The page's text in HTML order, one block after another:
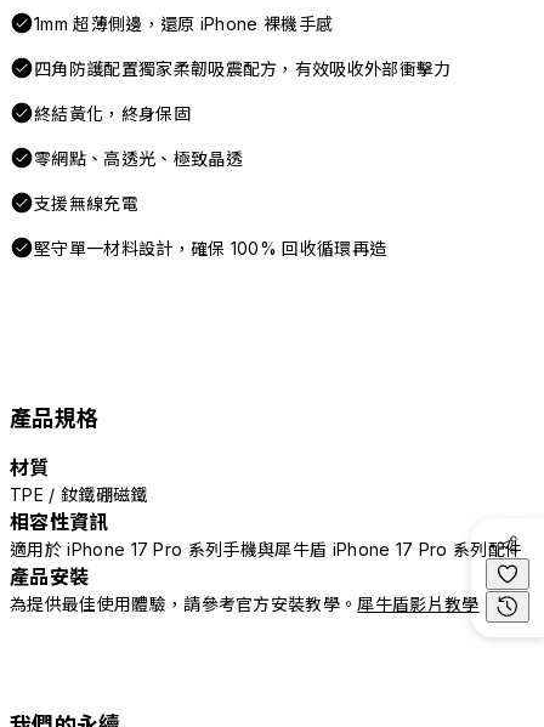
1mm 超薄側邊，還原 iPhone 裸機手感
四角防護配置獨家柔韌吸震配方，有效吸收外部衝擊力
終結黃化，終身保固
零網點、高透光、極致晶透
支援無線充電
堅守單一材料設計，確保 100% 回收循環再造
產品規格
材質
TPE / 釹鐵硼磁鐵
相容性資訊
適用於 iPhone 17 Pro 系列手機與犀牛盾 iPhone 17 Pro 系列配件
產品安裝
為提供最佳使用體驗，請參考官方安裝教學。 犀牛盾影片教學